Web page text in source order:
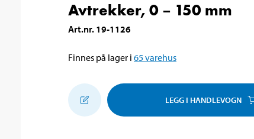
Avtrekker, 0 – 150 mm
Art.nr. 19-1126
Finnes på lager i 65varehus
LEGG I HANDLEVOGN